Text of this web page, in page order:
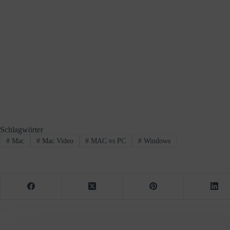
Schlagwörter
#Mac #Mac Video # MAC vs PC # Windows